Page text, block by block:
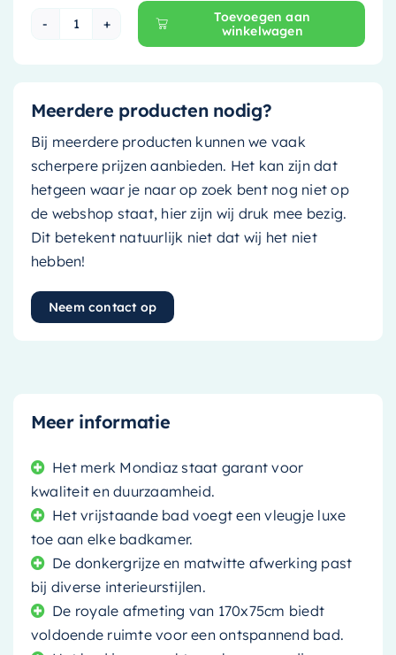
Mondiaz Vrijstaand bad Lundy - 170x75cm -
Toevoegen aan
winkelwagen
Meerdere producten nodig?
Bij meerdere producten kunnen we vaak
scherpere prijzen aanbieden. Het kan zijn dat
hetgeen waar je naar op zoek bent nog niet op
de webshop staat, hier zijn wij druk mee bezig.
Dit betekent natuurlijk niet dat wij het niet
hebben!
Neem contact op
Meer informatie
Het merk Mondiaz staat garant voor
kwaliteit en duurzaamheid.
Het vrijstaande bad voegt een vleugje luxe
toe aan elke badkamer.
De donkergrijze en matwitte afwerking past
bij diverse interieurstijlen.
De royale afmeting van 170x75cm biedt
voldoende ruimte voor een ontspannend bad.